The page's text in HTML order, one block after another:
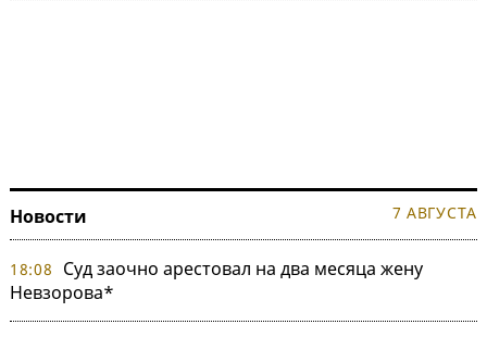
Новости 7 АВГУСТА
18:08
Суд заочно арестовал на два месяца жену
Невзорова*